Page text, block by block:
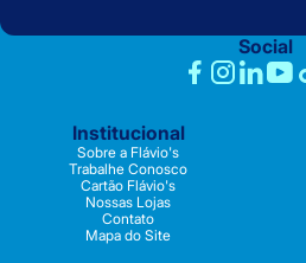
Social
Institucional
Sobre a Flávio's
Trabalhe Conosco
Cartão Flávio's
Nossas Lojas
Contato
Mapa do Site